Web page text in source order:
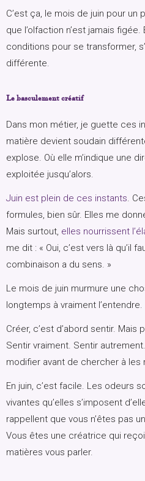
C’est ça, le mois de juin pour un
que l’olfaction n’est jamais
conditions pour se transformer,
différente.
Le basculement créatif
Dans mon métier, je guette ces
matière devient soudain
explose. Où elle m’indique une
exploitée jusqu’alors.
Juin est plein de ces instants.
formules, bien sûr. Elles me
Mais surtout, elles nourrissent
me dit : « Oui, c’est vers là qu’il
combinaison a du sens. »
Le mois de juin murmure une
longtemps à vraiment l’entendre.
Créer, c’est d’abord sentir. Mais
Sentir vraiment. Sentir
modifier avant de chercher à les
En juin, c’est facile. Les odeurs
vivantes qu’elles s’imposent
rappellent que vous n’êtes pas
Vous êtes une créatrice qui
matières vous parler.